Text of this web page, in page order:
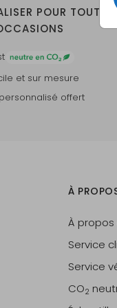
POUR TOUTES
et sur mesure
offert
À
À
Service
Service
CO2